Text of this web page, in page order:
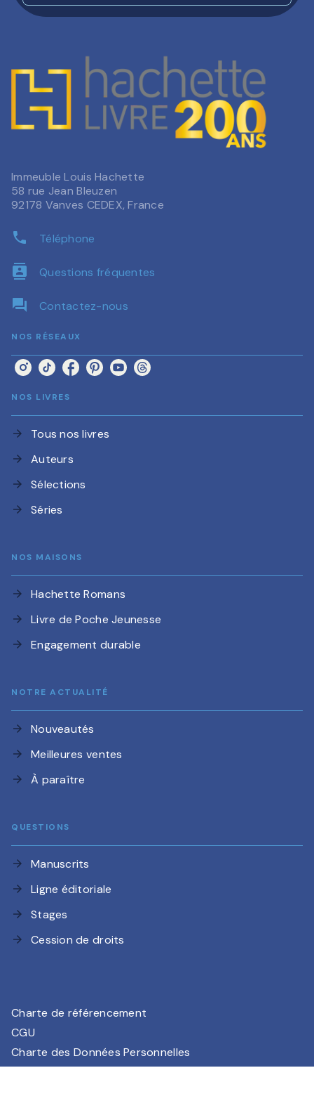
Immeuble Louis Hachette
58 rue Jean Bleuzen
92178 Vanves CEDEX, France
phone Téléphone
contacts Questions fréquentes
question_answer Contactez-nous
NOS RÉSEAUX
NOS LIVRES
arrow_forward Tous nos livres
arrow_forward Auteurs
arrow_forward Sélections
arrow_forward Séries
NOS MAISONS
arrow_forward Hachette Romans
arrow_forward Livre de Poche Jeunesse
arrow_forward Engagement durable
NOTRE ACTUALITÉ
arrow_forward Nouveautés
arrow_forward Meilleures ventes
arrow_forward À paraître
QUESTIONS
arrow_forward Manuscrits
arrow_forward Ligne éditoriale
arrow_forward Stages
arrow_forward Cession de droits
Charte de référencement
CGU
Charte des Données Personnelles
Mentions légales